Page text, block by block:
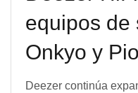
equipos de
Onkyo y
Deezer continúa